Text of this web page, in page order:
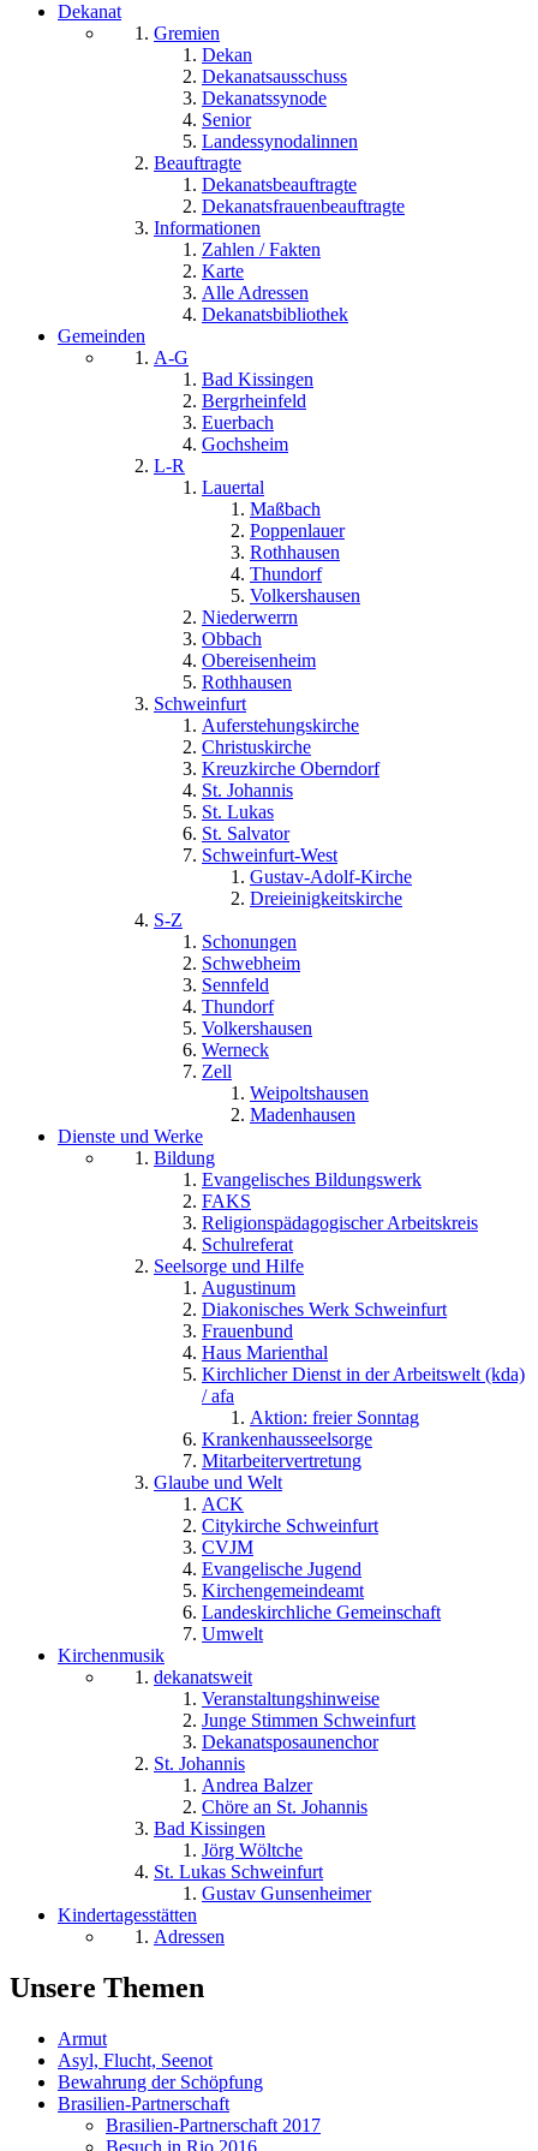
Dekanat
Gremien
Dekan
Dekanatsausschuss
Dekanatssynode
Senior
Landessynodalinnen
Beauftragte
Dekanatsbeauftragte
Dekanatsfrauenbeauftragte
Informationen
Zahlen / Fakten
Karte
Alle Adressen
Dekanatsbibliothek
Gemeinden
A-G
Bad Kissingen
Bergrheinfeld
Euerbach
Gochsheim
L-R
Lauertal
Maßbach
Poppenlauer
Rothhausen
Thundorf
Volkershausen
Niederwerrn
Obbach
Obereisenheim
Rothhausen
Schweinfurt
Auferstehungskirche
Christuskirche
Kreuzkirche Oberndorf
St. Johannis
St. Lukas
St. Salvator
Schweinfurt-West
Gustav-Adolf-Kirche
Dreieinigkeitskirche
S-Z
Schonungen
Schwebheim
Sennfeld
Thundorf
Volkershausen
Werneck
Zell
Weipoltshausen
Madenhausen
Dienste und Werke
Bildung
Evangelisches Bildungswerk
FAKS
Religionspädagogischer Arbeitskreis
Schulreferat
Seelsorge und Hilfe
Augustinum
Diakonisches Werk Schweinfurt
Frauenbund
Haus Marienthal
Kirchlicher Dienst in der Arbeitswelt (kda)
/ afa
Aktion: freier Sonntag
Krankenhausseelsorge
Mitarbeitervertretung
Glaube und Welt
ACK
Citykirche Schweinfurt
CVJM
Evangelische Jugend
Kirchengemeindeamt
Landeskirchliche Gemeinschaft
Umwelt
Kirchenmusik
dekanatsweit
Veranstaltungshinweise
Junge Stimmen Schweinfurt
Dekanatsposaunenchor
St. Johannis
Andrea Balzer
Chöre an St. Johannis
Bad Kissingen
Jörg Wöltche
St. Lukas Schweinfurt
Gustav Gunsenheimer
Kindertagesstätten
Adressen
Unsere Themen
Armut
Asyl, Flucht, Seenot
Bewahrung der Schöpfung
Brasilien-Partnerschaft
Brasilien-Partnerschaft 2017
Besuch in Rio 2016